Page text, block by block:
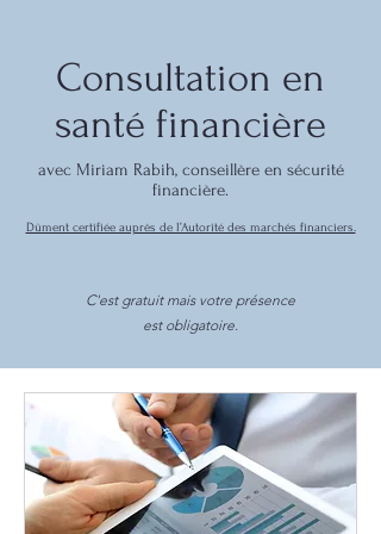
Consultation en
santé financière
avec Miriam Rabih, conseillère en sécurité
financière.
Dûment certifiée auprès de l’Autorité des marchés financiers.
C'est gratuit mais votre présence
est obligatoire.